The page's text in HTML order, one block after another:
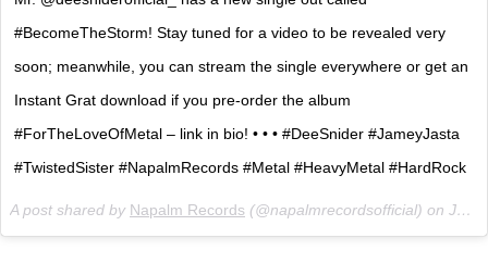
#BecomeTheStorm! Stay tuned for a video to be revealed very
soon; meanwhile, you can stream the single everywhere or get an
Instant Grat download if you pre-order the album
#ForTheLoveOfMetal – link in bio! • • • #DeeSnider #JameyJasta
#TwistedSister #NapalmRecords #Metal #HeavyMetal #HardRock
A post shared by Napalm Records (@napalmrecordsofficial) on Jun 29, 2018 at 11:43am PDT